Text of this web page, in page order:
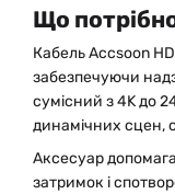
Що
Кабель Accsoon
забезпечуючи
сумісний з 4K до
динамічних сцен,
Аксесуар
затримок і